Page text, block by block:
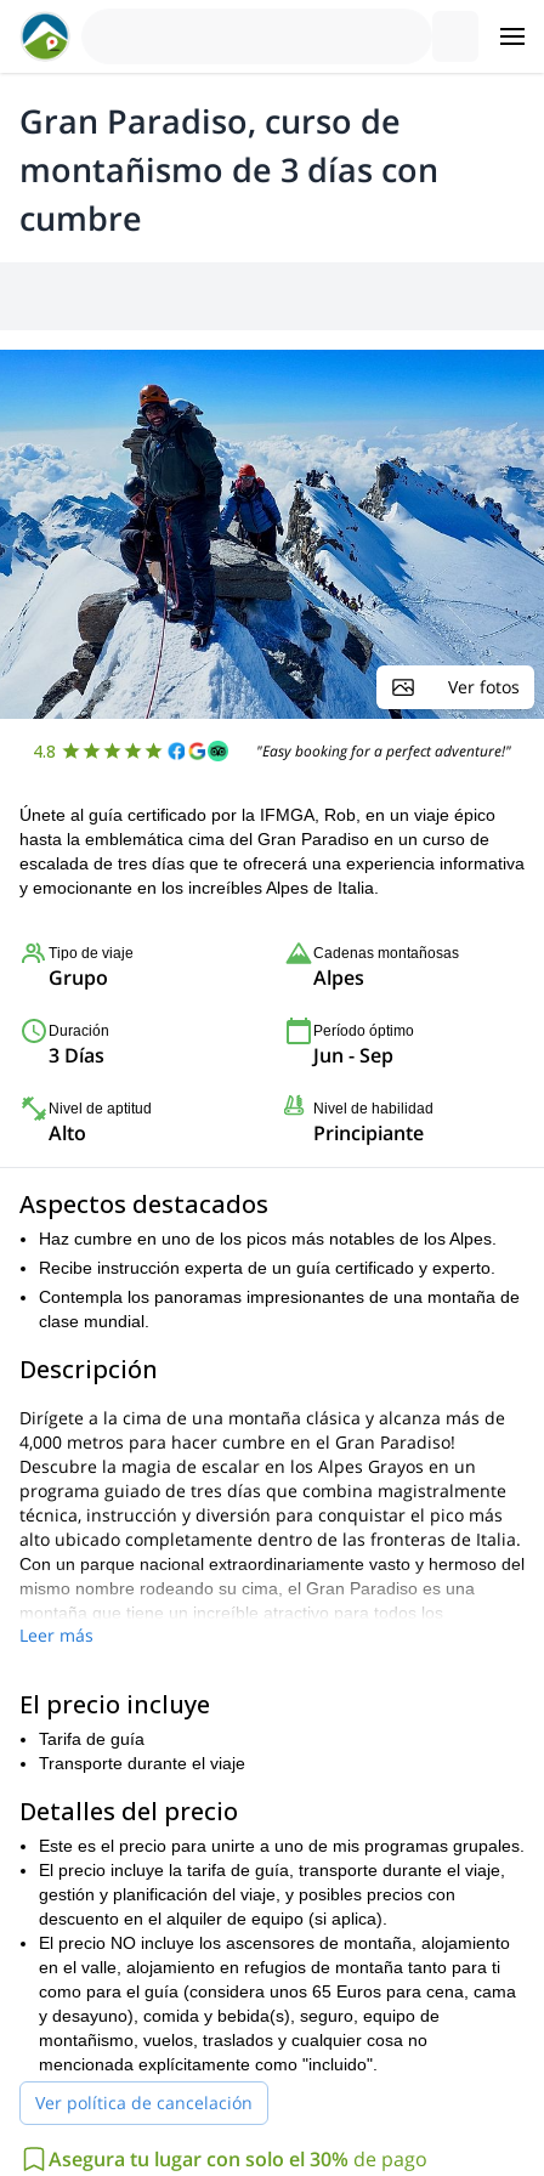
Gran Paradiso, curso de
montañismo de 3 días con
cumbre
Ver fotos
4.8 "Easy booking for a perfect adventure!"
Únete al guía certificado por la IFMGA, Rob, en un viaje épico
hasta la emblemática cima del Gran Paradiso en un curso de
escalada de tres días que te ofrecerá una experiencia informativa
y emocionante en los increíbles Alpes de Italia.
Tipo de viaje
Grupo
Cadenas montañosas
Alpes
Duración
3 Días
Período óptimo
Jun - Sep
Nivel de aptitud
Alto
Nivel de habilidad
Principiante
Aspectos destacados
Haz cumbre en uno de los picos más notables de los Alpes.
Recibe instrucción experta de un guía certificado y experto.
Contempla los panoramas impresionantes de una montaña de
clase mundial.
Descripción
Dirígete a la cima de una montaña clásica y alcanza más de
4,000 metros para hacer cumbre en el Gran Paradiso!
Descubre la magia de escalar en los Alpes Grayos en un
programa guiado de tres días que combina magistralmente
técnica, instrucción y diversión para conquistar el pico más
alto ubicado completamente dentro de las fronteras de Italia.
Con un parque nacional extraordinariamente vasto y hermoso del
mismo nombre rodeando su cima, el Gran Paradiso es una
montaña que tiene un increíble atractivo para todos los
escaladores. Su ubicación en los Alpes Grayos y su proximidad a
Tu programa te coloca en el centro de este amado gigante,
dándote tres días para disfrutar de un agradable entrenamiento
alpino, compartir historias y aprender de otros escaladores en
explorar las complejidades de los Alpes italianos. Desde plantas
fascinantes hasta vida silvestre única, hay mucho que encontrar
en un viaje a esta montaña.
Nuestro programa comienza en la cercana Chamonix, donde nos
familiarizaremos unos con otros y nuestro entorno, resolveremos
cualquier asunto pendiente respecto al equipo y al itinerario, y
nos embarcaremos en la aventura. Puedes esperar ver bosques
y prados alpinos en tu camino hacia la montaña, explorando toda
la rica belleza natural de la región.
Nuestra experiencia de montañismo incluirá algo de escalada
técnica en el día de la cumbre, incluyendo trabajo con arnés,
crampones y cuerda. Se proporcionará instrucción para asistirte
y guiarte en el uso adecuado y eficiente del equipo. Esta es una
aventura total: vivirás el momento más emocionante de tu vida
Leer más
El precio incluye
Tarifa de guía
Transporte durante el viaje
Detalles del precio
Este es el precio para unirte a uno de mis programas grupales.
El precio incluye la tarifa de guía, transporte durante el viaje,
gestión y planificación del viaje, y posibles precios con
descuento en el alquiler de equipo (si aplica).
El precio NO incluye los ascensores de montaña, alojamiento
en el valle, alojamiento en refugios de montaña tanto para ti
como para el guía (considera unos 65 Euros para cena, cama
y desayuno), comida y bebida(s), seguro, equipo de
montañismo, vuelos, traslados y cualquier cosa no
mencionada explícitamente como "incluido".
Ver política de cancelación
Asegura tu lugar con solo el 30% de pago